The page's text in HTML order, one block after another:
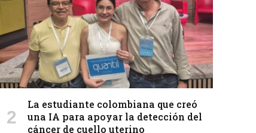
La estudiante colombiana que creó
una IA para apoyar la detección del
cáncer de cuello uterino